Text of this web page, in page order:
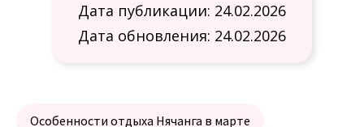
Дата публикации: 24.02.2026
Дата обновления: 24.02.2026
Особенности отдыха Нячанга в марте